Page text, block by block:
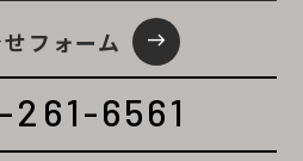
フォーム east
6561